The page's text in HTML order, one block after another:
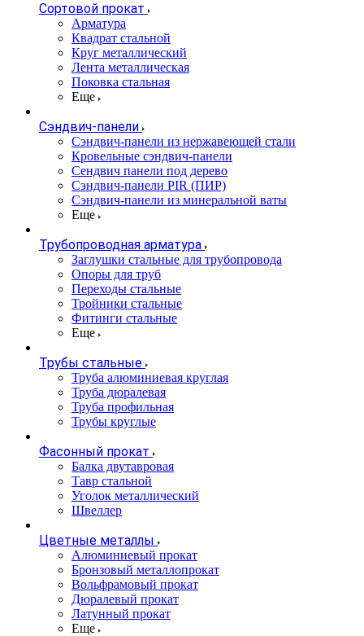
Сортовой прокат
Арматура
Квадрат стальной
Круг металлический
Лента металлическая
Поковка стальная
Еще
Сэндвич-панели
Cэндвич-панели из нержавеющей стали
Кровельные сэндвич-панели
Сендвич панели под дерево
Сэндвич-панели PIR (ПИР)
Сэндвич-панели из минеральной ваты
Еще
Трубопроводная арматура
Заглушки стальные для трубопровода
Опоры для труб
Переходы стальные
Тройники стальные
Фитинги стальные
Еще
Трубы стальные
Труба алюминиевая круглая
Труба дюралевая
Труба профильная
Трубы круглые
Фасонный прокат
Балка двутавровая
Тавр стальной
Уголок металлический
Швеллер
Цветные металлы
Алюминиевый прокат
Бронзовый металлопрокат
Вольфрамовый прокат
Дюралевый прокат
Латунный прокат
Еще